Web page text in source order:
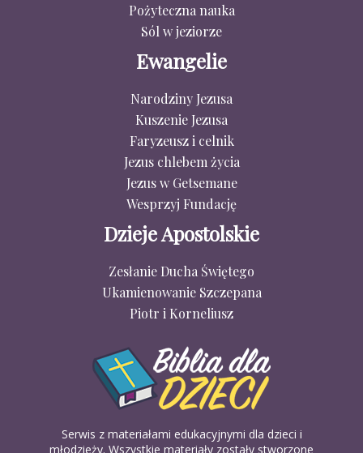
Pożyteczna nauka
Sól w jeziorze
Ewangelie
Narodziny Jezusa
Kuszenie Jezusa
Faryzeusz i celnik
Jezus chlebem życia
Jezus w Getsemane
Wesprzyj Fundację
Dzieje Apostolskie
Zesłanie Ducha Świętego
Ukamienowanie Szczepana
Piotr i Korneliusz
Serwis z materiałami edukacyjnymi dla dzieci i
młodzieży. Wszystkie materiały zostały stworzone